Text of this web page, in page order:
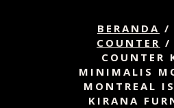
BERANDA /
COUNTER /
COUNTER
MINIMALIS
MONTREAL
KIRANA